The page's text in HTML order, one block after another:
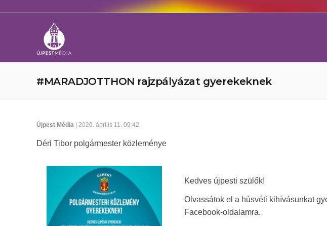
#MARADJOTTHON rajzpályázat gyerekeknek
Újpest Média | 2020. április 11. 09:42
Déri Tibor polgármester közleménye
Kedves újpesti szülők!
Olvassátok el a húsvéti kihívásunkat
Facebook-oldalamra.